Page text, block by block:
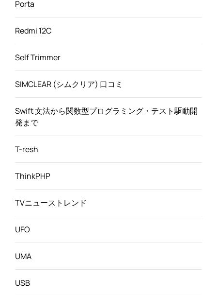
Porta
Redmi 12C
Self Trimmer
SIMCLEAR (シムクリア) 口コミ
Swift 文法から関数型プログラミング・テスト駆動開
発まで
T-resh
ThinkPHP
TVニューストレンド
UFO
UMA
USB